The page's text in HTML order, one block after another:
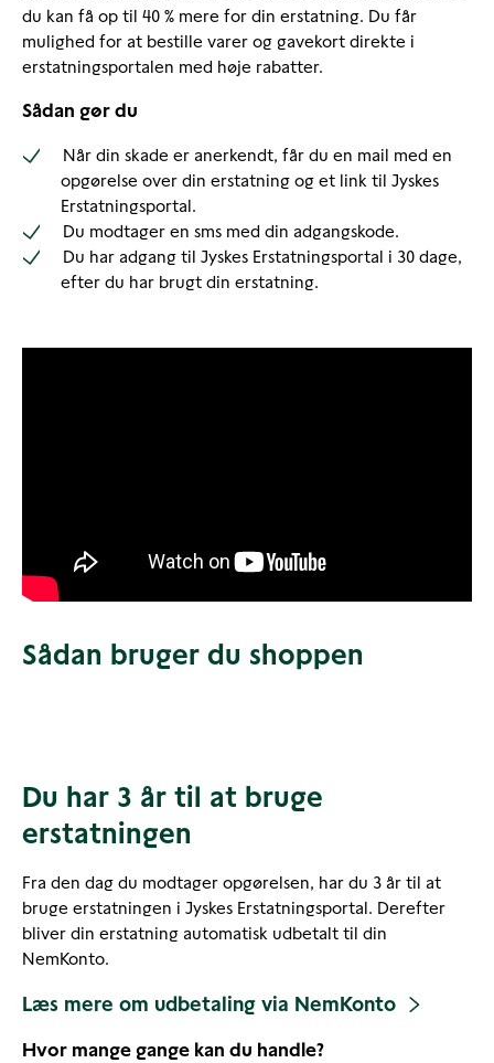
du kan få op til 40 % mere for din erstatning. Du får
mulighed for at bestille varer og gavekort direkte i
erstatningsportalen med høje rabatter.
Sådan gør du
Når din skade er anerkendt, får du en mail med en
opgørelse over din erstatning og et link til Jyskes
Erstatningsportal.
Du modtager en sms med din adgangskode.
Du har adgang til Jyskes Erstatningsportal i 30 dage,
efter du har brugt din erstatning.
Sådan bruger du shoppen
Du har 3 år til at bruge
erstatningen
Fra den dag du modtager opgørelsen, har du 3 år til at
bruge erstatningen i Jyskes Erstatningsportal. Derefter
bliver din erstatning automatisk udbetalt til din
NemKonto.
Læs mere om udbetaling via NemKonto
Hvor mange gange kan du handle?